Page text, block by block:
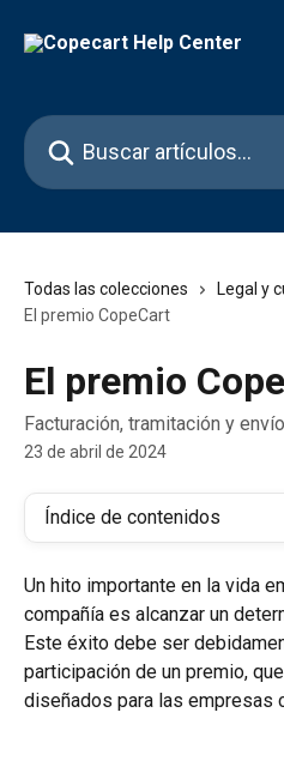
Buscar artículos...
Todas las colecciones
Legal y
El premio CopeCart
El premio
Facturación, tramitación y
23 de abril de 2024
Índice de contenidos
Un hito importante en la vida
compañía es alcanzar un
Este éxito debe ser
participación de un premio,
diseñados para las empresas